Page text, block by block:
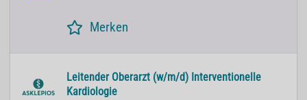
Merken
Leitender Oberarzt (w/m/d) Interventionelle
Kardiologie